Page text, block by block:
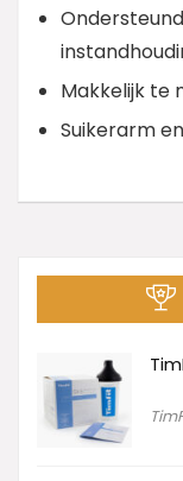
Makkelijk te
Suikerarm